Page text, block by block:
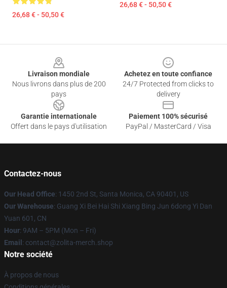
26,68 € - 50,50 €
26,68 € - 50,50 €
Livraison mondiale
Nous livrons dans plus de 200
pays
Achetez en toute confiance
24/7 Protected from clicks to
delivery
Garantie internationale
Offert dans le pays d'utilisation
Paiement 100% sécurisé
PayPal / MasterCard / Visa
Contactez-nous
Our Head Office: 1450 2nd St, Santa Monica, CA 90401, US
Our Warehouse: Guang Xi Bei Hai Shi Xiang Bing Jun 6dong Yi Dan
Yuan 601, CN
Hour: 9AM – 5PM (Mon – Fri)
Email : contact@zolita-merch.shop
Notre société
À propos de nous